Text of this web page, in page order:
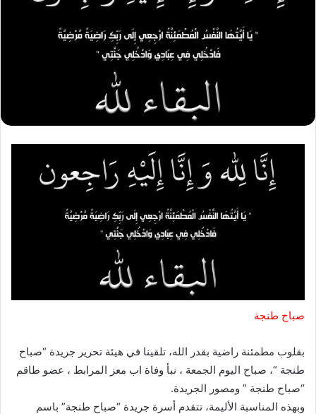
صباح طنجة
بقلوب مطمئنة راضية بقدر الله، تلقينا في هيئة تحرير جريدة “صباح
طنجة “، صباح اليوم الجمعة ، نبأ وفاة اب معز المرابط ، عضو طاقم
“صباح طنجة ” ومصور الجريدة.
وبهذه المناسبة الأليمة، تتقدم أسرة جريدة “صباح طنجة” باسم